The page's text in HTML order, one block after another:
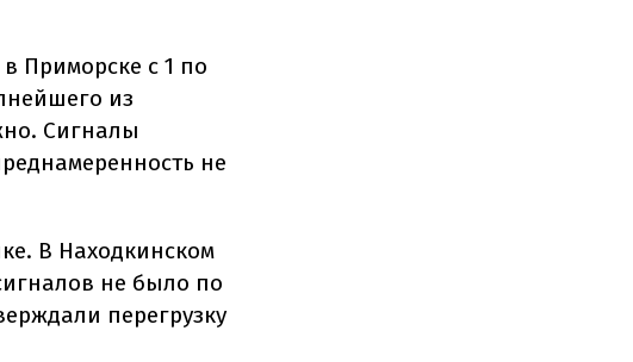
Приморске с 1 по
из
Сигналы
не
В Находкинском
не было по
перегрузку